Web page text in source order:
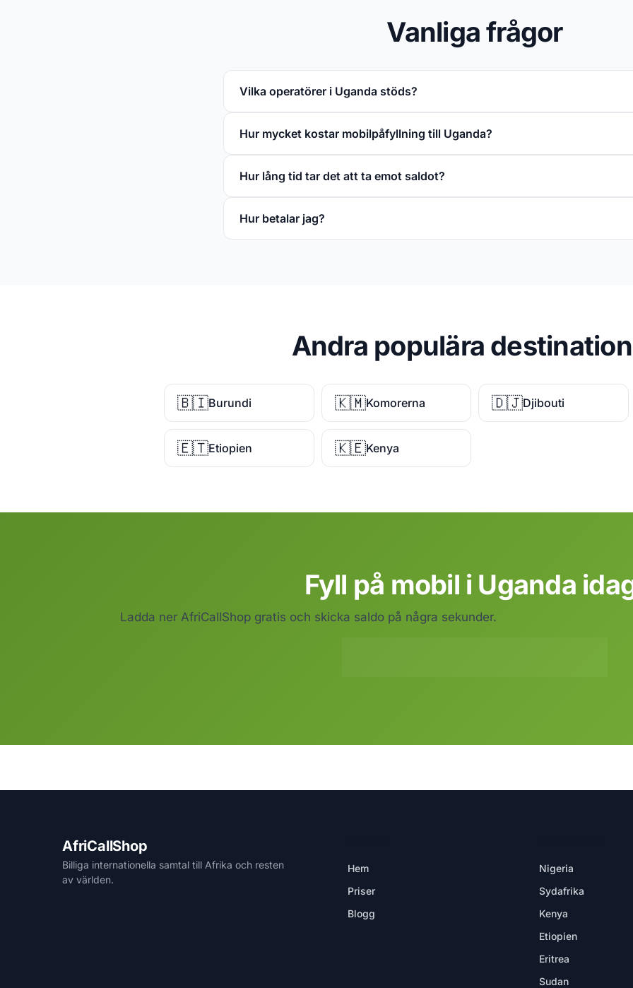
Vanliga frågor
Vilka operatörer i Uganda stöds?
Hur mycket kostar mobilpåfyllning till Uganda?
Hur lång tid tar det att ta emot saldot?
Hur betalar jag?
Andra populära
🇧🇮Burundi 🇰🇲Komorerna 🇩🇯Djibouti
🇪🇹Etiopien 🇰🇪Kenya
Fyll på mobil i Uganda
Ladda ner AfriCallShop gratis och skicka saldo på några sekunder.
AfriCallShop
Billiga internationella samtal till Afrika och resten
av världen.
Hem
Priser
Blogg
Nigeria
Sydafrika
Kenya
Etiopien
Eritrea
Sudan